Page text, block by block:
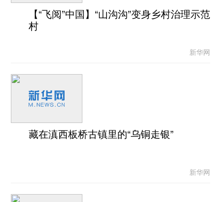
【“飞阅”中国】“山沟沟”变身乡村治理示范
村
新华网
藏在滇西板桥古镇里的“乌铜走银”
新华网